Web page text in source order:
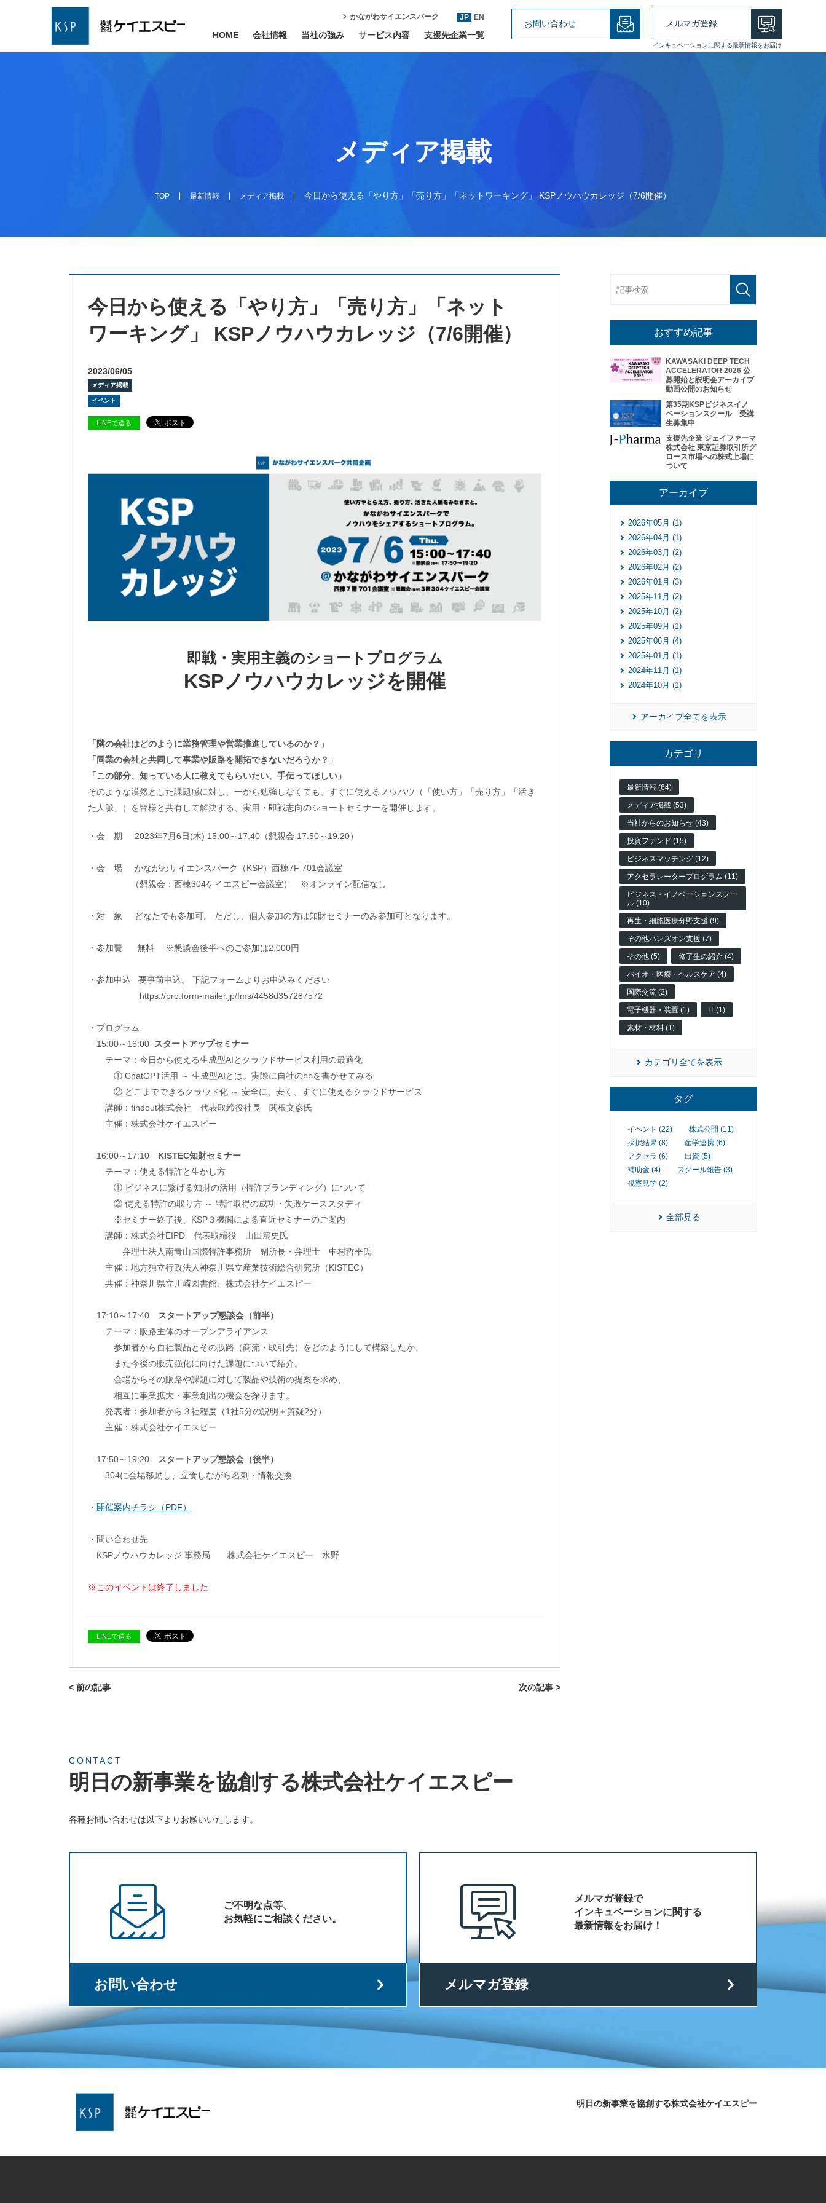
かながわサイエンスパーク JP EN
お問い合わせ メルマガ登録
インキュベーションに関する最新情報をお届け
HOME 会社情報 当社の強み サービス内容 支援先企業一覧
TOP 最新情報 メディア掲載 今日から使える「やり方」「売り方」「ネットワーキング」 KSPノウハウカレッジ（7/6開催）
メディア掲載
今日から使える「やり方」「売り方」「ネット
ワーキング」 KSPノウハウカレッジ（7/6開催）
2023/06/05
メディア掲載
イベント
LINEで送る
即戦・実用主義のショートプログラム
KSPノウハウカレッジを開催
「隣の会社はどのように業務管理や営業推進しているのか？」
「同業の会社と共同して事業や販路を開拓できないだろうか？」
「この部分、知っている人に教えてもらいたい、手伝ってほしい」
そのような漠然とした課題感に対し、一から勉強しなくても、すぐに使えるノウハウ（「使い方」「売り方」「活き
た人脈」）を皆様と共有して解決する、実用・即戦志向のショートセミナーを開催します。
・会 期 2023年7月6日(木) 15:00～17:40（懇親会 17:50～19:20）
・会 場 かながわサイエンスパーク（KSP）西棟7F 701会議室
（懇親会：西棟304ケイエスピー会議室）
※オンライン配信なし
・対 象 どなたでも参加可。 ただし、個人参加の方は知財セミナーのみ参加可となります。
・参加費 無料 ※懇談会後半へのご参加は2,000円
・参加申込 要事前申込。 下記フォームよりお申込みください
https://pro.form-mailer.jp/fms/4458d357287572
・プログラム
15:00～16:00
スタートアップセミナー
テーマ：今日から使える生成型AIとクラウドサービス利用の最適化
① ChatGPT活用 ～ 生成型AIとは。実際に自社の○○を書かせてみる
② どこまでできるクラウド化 ～ 安全に、安く、すぐに使えるクラウドサービス
講師：findout株式会社 代表取締役社長 関根文彦氏
主催：株式会社ケイエスピー
16:00～17:10 KISTEC知財セミナー
テーマ：使える特許と生かし方
① ビジネスに繋げる知財の活用（特許ブランディング）について
② 使える特許の取り方 ～ 特許取得の成功・失敗ケーススタディ
※セミナー終了後、KSP３機関による直近セミナーのご案内
講師：株式会社EIPD 代表取締役 山田篤史氏
弁理士法人南青山国際特許事務所 副所長・弁理士 中村哲平氏
主催：地方独立行政法人神奈川県立産業技術総合研究所（KISTEC）
共催：神奈川県立川崎図書館、株式会社ケイエスピー
17:10～17:40
スタートアップ懇談会（前半）
テーマ：販路主体のオープンアライアンス
参加者から自社製品とその販路（商流・取引先）をどのようにして構築したか、
また今後の販売強化に向けた課題について紹介。
会場からその販路や課題に対して製品や技術の提案を求め、
相互に事業拡大・事業創出の機会を探ります。
発表者：参加者から３社程度（1社5分の説明＋質疑2分）
主催：株式会社ケイエスピー
17:50～19:20
スタートアップ懇談会（後半）
304に会場移動し、立食しながら名刺・情報交換
・ 開催案内チラシ（PDF）
・問い合わせ先
KSPノウハウカレッジ 事務局 株式会社ケイエスピー 水野
※このイベントは終了しました
LINEで送る
< 前の記事 次の記事 >
おすすめ記事
KAWASAKI DEEP TECH
ACCELERATOR 2026 公
募開始と説明会アーカイブ
動画公開のお知らせ
第35期KSPビジネスイノ
ベーションスクール 受講
生募集中
支援先企業 ジェイファーマ
株式会社 東京証券取引所グ
ロース市場への株式上場に
ついて
アーカイブ
2026年05月 (1)
2026年04月 (1)
2026年03月 (2)
2026年02月 (2)
2026年01月 (3)
2025年11月 (2)
2025年10月 (2)
2025年09月 (1)
2025年06月 (4)
2025年01月 (1)
2024年11月 (1)
2024年10月 (1)
アーカイブ全てを表示
カテゴリ
最新情報 (64)
メディア掲載 (53)
当社からのお知らせ (43)
投資ファンド (15)
ビジネスマッチング (12)
アクセラレータープログラム (11)
ビジネス・イノベーションスクー
ル (10)
再生・細胞医療分野支援 (9)
その他ハンズオン支援 (7)
その他 (5) 修了生の紹介 (4)
バイオ・医療・ヘルスケア (4)
国際交流 (2)
電子機器・装置 (1) IT (1)
素材・材料 (1)
カテゴリ全てを表示
タグ
イベント (22)
株式公開 (11)
採択結果 (8)
産学連携 (6)
アクセラ (6)
出資 (5)
補助金 (4)
スクール報告 (3)
視察見学 (2)
全部見る
CONTACT
明日の新事業を協創する株式会社ケイエスピー
各種お問い合わせは以下よりお願いいたします。
ご不明な点等、
お気軽にご相談ください。
お問い合わせ
メルマガ登録で
インキュベーションに関する
最新情報をお届け！
メルマガ登録
明日の新事業を協創する株式会社ケイエスピー